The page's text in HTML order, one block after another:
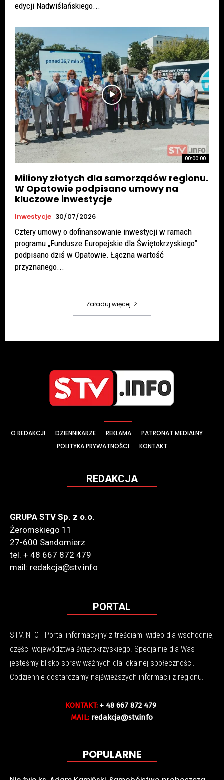
edycji Nadwiślańskiego...
00:00:00
Miliony złotych dla samorządów regionu.
W Opatowie podpisano umowy na
kluczowe inwestycje
Inwestycje 30/07/2026
Cztery umowy o dofinansowanie inwestycji w ramach
programu „Fundusze Europejskie dla Świętokrzyskiego”
podpisano dziś w Opatowie. Łączna wartość
przyznanego...
Załaduj więcej
O REDAKCJI DZIENNIKARZE REKLAMA
PATRONAT MEDIALNY
POLITYKA PRYWATNOŚCI
KONTAKT
REDAKCJA
GRUPA STV Sp. z o.o.
Żeromskiego 11
27-600 Sandomierz
tel. + 48 667 872 479
mail: redakcja@stv.info
PORTAL
STV.INFO - Portal informacyjny z treściami wideo dla wschodniej
części województwa świętokrzyskiego. Specjalnie dla Was
jesteśmy blisko spraw ważnych dla lokalnej społeczności.
Codziennie dostarczamy najświeższych informacji z regionu.
KONTAKT: + 48 667 872 479
MAIL: redakcja@stv.info
POPULARNE